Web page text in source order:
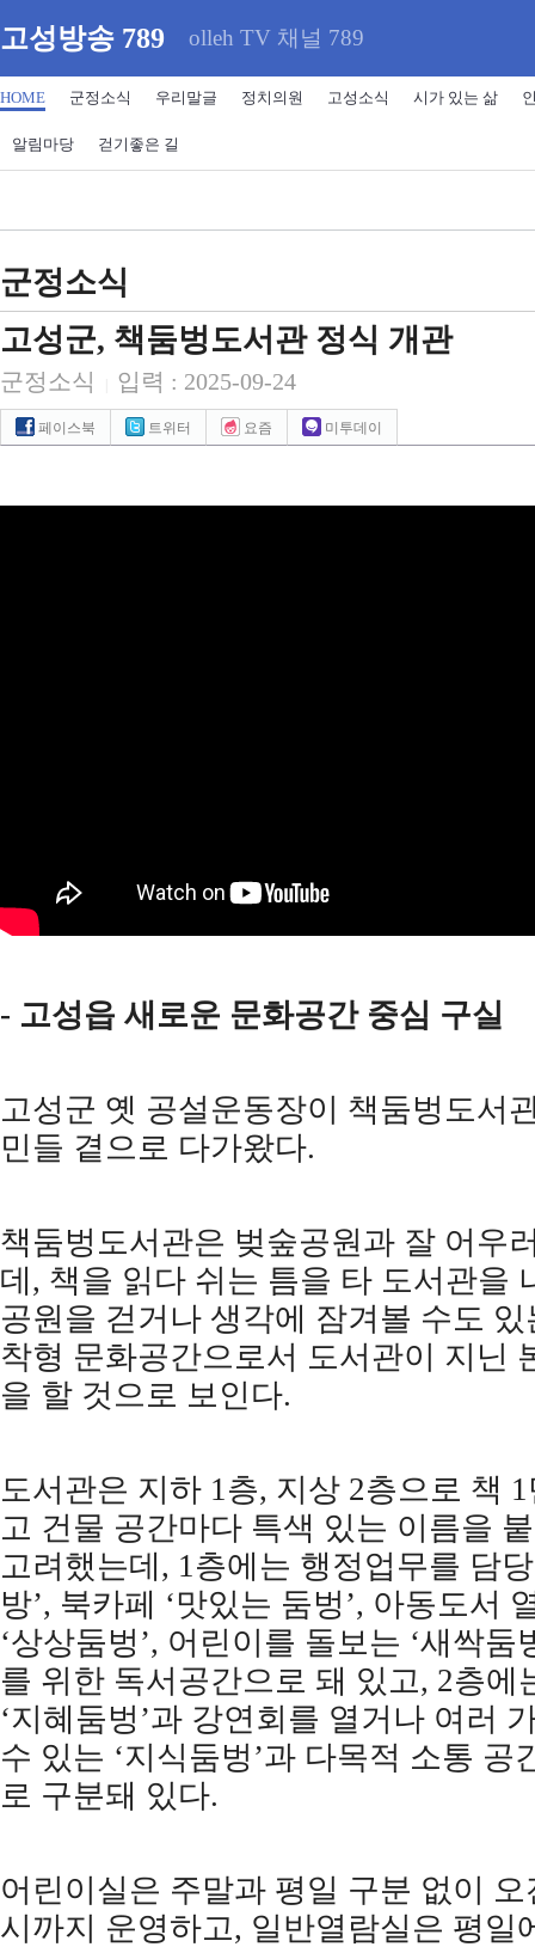
고성방송 789 olleh TV 채널 789
HOME 군정소식 우리말글 정치의원 고성소식 시가 있는 삶
알림마당 걷기좋은 길
군정소식
고성군, 책둠벙도서관 정식 개관
군정소식 입력 : 2025-09-24
페이스북 트위터 요즘 미투데이
- 고성읍 새로운 문화공간 중심 구실
고성군 옛 공설운동장이 책둠벙도서
민들 곁으로 다가왔다.
책둠벙도서관은 벚숲공원과 잘 어우
데 , 책을 읽다 쉬는 틈을 타 도서관을
공원을 걷거나 생각에 잠겨볼 수도
착형 문화공간으로서 도서관이 지닌
을 할 것으로 보인다.
도서관은 지하 1층, 지상 2층으로 책 1
고 건물 공간마다 특색 있는 이름을
고려했는데 , 1층에는 행정업무를 담
방’, 북카페 ‘맛있는 둠벙 ’, 아동도서
‘상상둠벙 ’, 어린이를 돌보는 ‘새싹둠
를 위한 독서공간으로 돼 있고, 2층에
‘지혜둠벙 ’과 강연회를 열거나 여러
수 있는 ‘지식둠벙 ’과 다목적 소통 공
로 구분돼 있다.
어린이실은 주말과 평일 구분 없이
시까지 운영하고, 일반열람실은 평일